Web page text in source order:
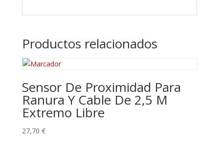
Productos relacionados
Sensor De Proximidad Para
Ranura Y Cable De 2,5 M
Extremo Libre
27,70 €